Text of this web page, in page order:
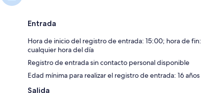
Entrada
Hora de inicio del registro de entrada: 15:00; hora de fin:
cualquier hora del día
Registro de entrada sin contacto personal disponible
Edad mínima para realizar el registro de entrada: 16 años
Salida